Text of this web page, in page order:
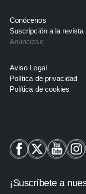
Conócenos
Suscripción a la revista
Anúnciese
Aviso Legal
Política de privacidad
Política de cookies
¡Suscríbete a